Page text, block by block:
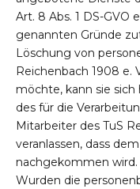
Art. 8 Abs. 1 DS-GVO
genannten Gründe
Löschung von
Reichenbach 1908 e.
möchte, kann sie
des für die
Mitarbeiter des TuS
veranlassen, dass
nachgekommen wird.
Wurden die